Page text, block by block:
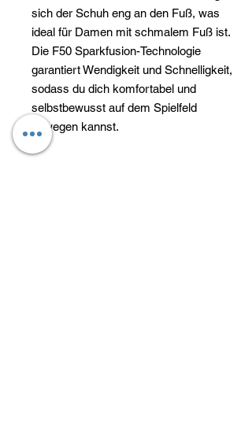
sich der Schuh eng an den Fuß, was
ideal für Damen mit schmalem Fuß ist.
Die F50 Sparkfusion-Technologie
garantiert Wendigkeit und Schnelligkeit,
sodass du dich komfortabel und
selbstbewusst auf dem Spielfeld
bewegen kannst.